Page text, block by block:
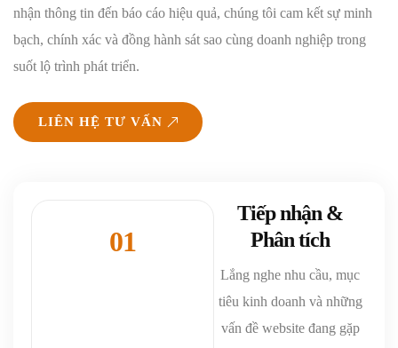
nhận thông tin đến báo cáo hiệu quả, chúng tôi cam kết sự minh
bạch, chính xác và đồng hành sát sao cùng doanh nghiệp trong
suốt lộ trình phát triển.
LIÊN HỆ TƯ VẤN
01
Tiếp nhận &
Phân tích
Lắng nghe nhu cầu, mục
tiêu kinh doanh và những
vấn đề website đang gặp